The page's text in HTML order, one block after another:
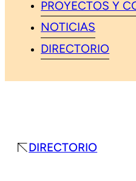
PROYECTOS Y
NOTICIAS
DIRECTORIO
DIRECTORIO